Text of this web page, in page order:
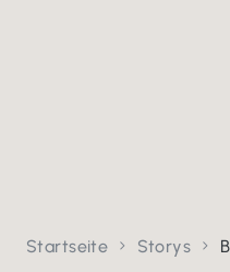
Startseite  Storys 